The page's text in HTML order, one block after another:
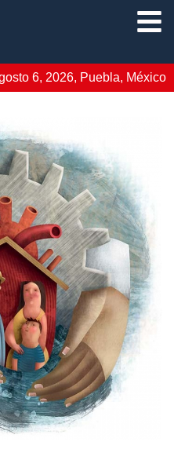
6, 2026, Puebla, México